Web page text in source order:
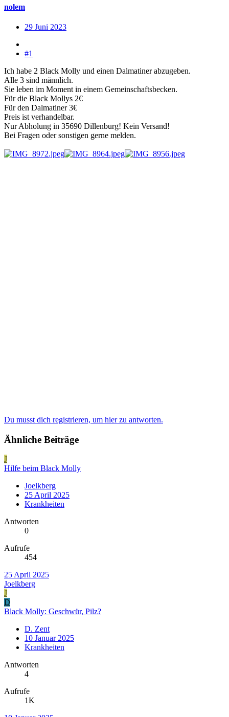
nolem
29 Juni 2023
#1
Ich habe 2 Black Molly und einen Dalmatiner abzugeben.
Alle 3 sind männlich.
Sie leben im Moment in einem Gemeinschaftsbecken.
Für die Black Mollys 2€
Für den Dalmatiner 3€
Preis ist verhandelbar.
Nur Abholung in 35690 Dillenburg! Kein Versand!
Bei Fragen oder sonstigen gerne melden.
Du musst dich registrieren, um hier zu antworten.
Ähnliche Beiträge
J
Hilfe beim Black Molly
Joelkberg
25 April 2025
Krankheiten
Antworten
0
Aufrufe
454
25 April 2025
Joelkberg
J
D
Black Molly: Geschwür, Pilz?
D. Zent
10 Januar 2025
Krankheiten
Antworten
4
Aufrufe
1K